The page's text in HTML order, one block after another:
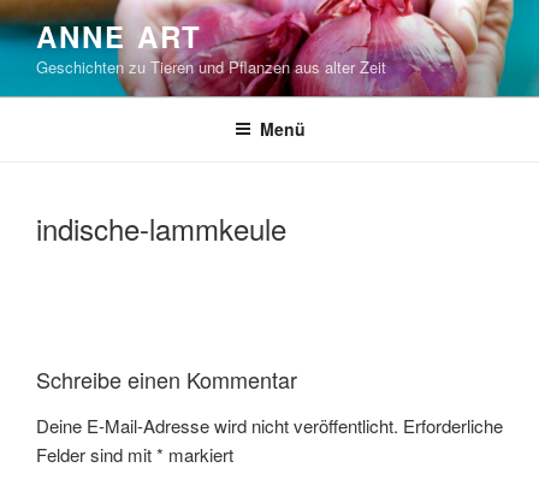
Zum
Inhalt
springen
ANNE ART
Geschichten zu Tieren und Pflanzen aus alter Zeit
Menü
indische-lammkeule
Schreibe einen Kommentar
Deine E-Mail-Adresse wird nicht veröffentlicht. Erforderliche
Felder sind mit* markiert